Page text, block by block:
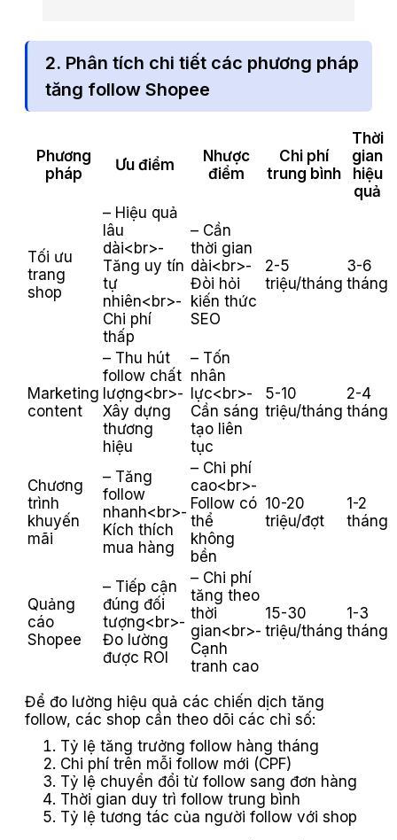
2. Phân tích chi tiết các phương pháp
tăng follow Shopee
Phương
pháp
Ưu điểm
Nhược
điểm
Chi phí
trung bình
Thời
gian
hiệu
quả
Tối ưu
trang
shop
– Hiệu quả
lâu
dài<br>-
Tăng uy tín
tự
nhiên<br>-
Chi phí
thấp
– Cần
thời gian
dài<br>-
Đòi hỏi
kiến thức
SEO
2-5
triệu/tháng
3-6
tháng
Marketing
content
– Thu hút
follow chất
lượng<br>-
Xây dựng
thương
hiệu
– Tốn
nhân
lực<br>-
Cần sáng
tạo liên
tục
5-10
triệu/tháng
2-4
tháng
Chương
trình
khuyến
mãi
– Tăng
follow
nhanh<br>-
Kích thích
mua hàng
– Chi phí
cao<br>-
Follow có
thể
không
bền
10-20
triệu/đợt
1-2
tháng
Quảng
cáo
Shopee
– Tiếp cận
đúng đối
tượng<br>-
Đo lường
được ROI
– Chi phí
tăng theo
thời
gian<br>-
Cạnh
tranh cao
15-30
triệu/tháng
1-3
tháng
Để đo lường hiệu quả các chiến dịch tăng
follow, các shop cần theo dõi các chỉ số:
Tỷ lệ tăng trưởng follow hàng tháng
Chi phí trên mỗi follow mới (CPF)
Tỷ lệ chuyển đổi từ follow sang đơn hàng
Thời gian duy trì follow trung bình
Tỷ lệ tương tác của người follow với shop